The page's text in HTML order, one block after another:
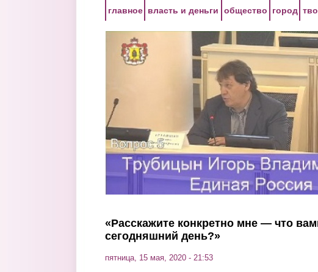
главное власть и деньги общество город
«Расскажите конкретно мне — что
сегодняшний день?»
пятница, 15 мая, 2020 - 21:53